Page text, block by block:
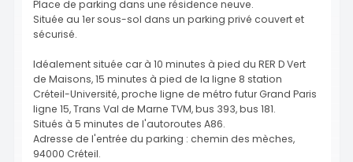
Place de parking dans une résidence neuve.
Située au 1er sous-sol dans un parking privé couvert et
sécurisé.
Idéalement située car à 10 minutes à pied du RER D Vert
de Maisons, 15 minutes à pied de la ligne 8 station
Créteil-Université, proche ligne de métro futur Grand Paris
ligne 15, Trans Val de Marne TVM, bus 393, bus 181.
Situés à 5 minutes de l'autoroutes A86.
Adresse de l'entrée du parking : chemin des mèches,
94000 Créteil.